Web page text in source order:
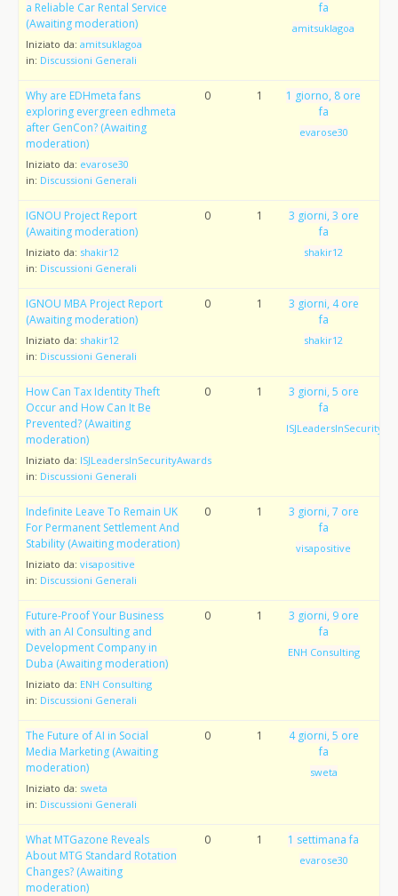
a Reliable Car Rental Service
(Awaiting moderation)
Iniziato da: amitsuklagoa
in: Discussioni Generali
fa
amitsuklagoa
Why are EDHmeta fans
exploring evergreen edhmeta
after GenCon? (Awaiting
moderation)
Iniziato da: evarose30
in: Discussioni Generali
0 1
1 giorno, 8 ore
fa
evarose30
IGNOU Project Report
(Awaiting moderation)
Iniziato da: shakir12
in: Discussioni Generali
0 1
3 giorni, 3 ore
fa
shakir12
IGNOU MBA Project Report
(Awaiting moderation)
Iniziato da: shakir12
in: Discussioni Generali
0 1
3 giorni, 4 ore
fa
shakir12
How Can Tax Identity Theft
Occur and How Can It Be
Prevented? (Awaiting
moderation)
Iniziato da: ISJLeadersInSecurityAwards
in: Discussioni Generali
0 1
3 giorni, 5 ore
fa
Indefinite Leave To Remain UK
For Permanent Settlement And
Stability (Awaiting moderation)
Iniziato da: visapositive
in: Discussioni Generali
0 1
3 giorni, 7 ore
fa
visapositive
Future-Proof Your Business
with an AI Consulting and
Development Company in
Duba (Awaiting moderation)
Iniziato da: ENH Consulting
in: Discussioni Generali
0 1
3 giorni, 9 ore
fa
ENH Consulting
The Future of AI in Social
Media Marketing (Awaiting
moderation)
Iniziato da: sweta
in: Discussioni Generali
0 1
4 giorni, 5 ore
fa
sweta
What MTGazone Reveals
About MTG Standard Rotation
Changes? (Awaiting
moderation)
0 1 1 settimana fa
evarose30